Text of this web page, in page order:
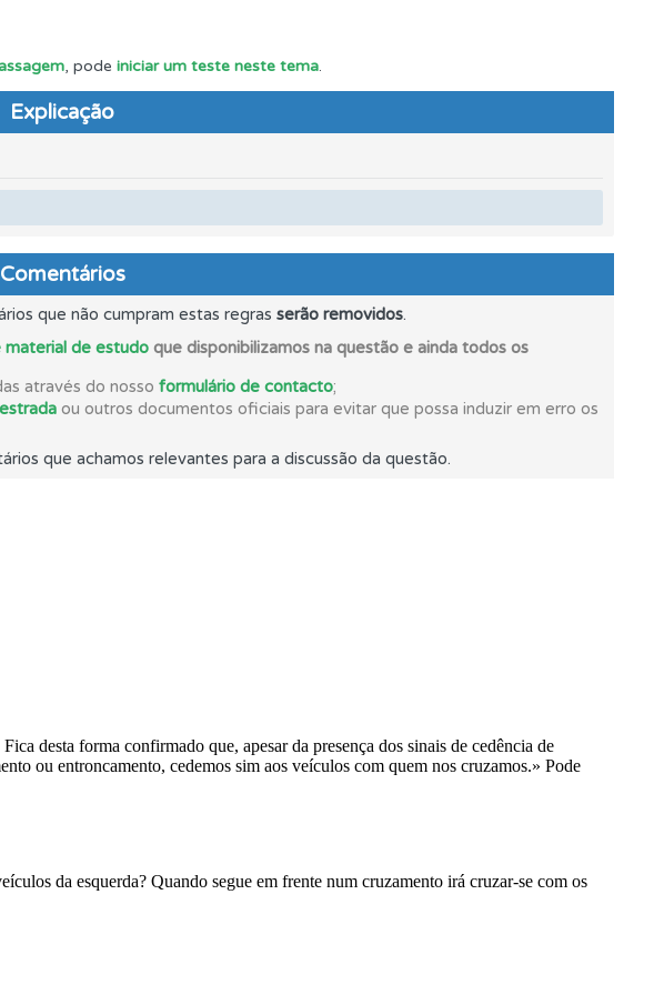
resultados.
para o exame.
, pode iniciar um teste neste tema.
Explicação
Comentários
que não cumpram estas regras serão removidos.
material de estudo que disponibilizamos na questão e ainda todos os
através do nosso formulário de contacto;
ou outros documentos oficiais para evitar que possa induzir em erro os
que achamos relevantes para a discussão da questão.